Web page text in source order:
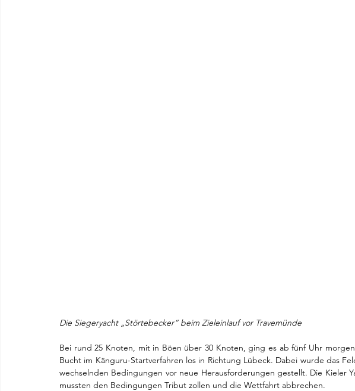
Die Siegeryacht „Störtebecker“ beim Zieleinlauf vor Travemünde
Bei rund 25 Knoten, mit in Böen über 30 Knoten, ging es ab fünf Uhr
Bucht im Känguru-Startverfahren los in Richtung Lübeck. Dabei wurde das
wechselnden Bedingungen vor neue Herausforderungen gestellt. Die Kieler
mussten den Bedingungen Tribut zollen und die Wettfahrt abbrechen.